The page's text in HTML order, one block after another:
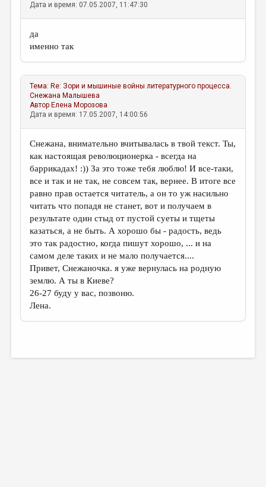
Дата и время: 07.05.2007, 11:47:30
да
именно так
Тема: Re: Зори и мышиные войны литературного процесса.
Снежана Малышева
Автор Елена Морозова
Дата и время: 17.05.2007, 14:00:56
Снежана, внимательно вчитывалась в твой текст. Ты,
как настоящая революционерка - всегда на
баррикадах! :)) За это тоже тебя люблю! И все-таки,
все и так и не так, не совсем так, вернее. В итоге все
равно прав остается читатель, а он то уж насильно
читать что попадя не станет, вот и получаем в
результате один стыд от пустой суеты и тщеты
казаться, а не быть. А хорошо бы - радость, ведь
это так радостно, когда пишут хорошо, ... и на
самом деле таких и не мало получается....
Привет, Снежаночка. я уже вернулась на родную
землю. А ты в Киеве?
26-27 буду у вас, позвоню.
Лена.